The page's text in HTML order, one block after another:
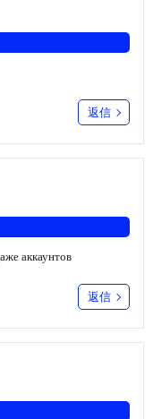
返信
аккаунтов
返信